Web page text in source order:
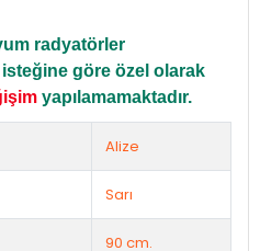
radyatörler
göre özel olarak
yapılamamaktadır.
Alize
Sarı
90 cm.